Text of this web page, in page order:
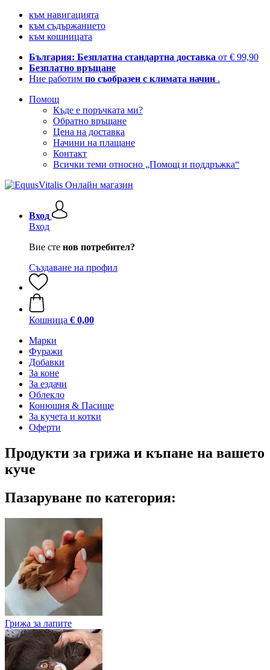
към навигацията
към съдържанието
към кошницата
България: Безплатна стандартна доставка от € 99,90
Безплатно връщане
Ние работим по съобразен с климата начин .
Помощ
Къде е поръчката ми?
Обратно връщане
Цена на доставка
Начини на плащане
Контакт
Всички теми относно „Помощ и поддръжка“
Вход
Вход
Вие сте нов потребител?
Създаване на профил
Кошница € 0,00
Марки
Фуражи
Добавки
За коне
За ездачи
Облекло
Конюшня & Пасище
За кучета и котки
Оферти
Продукти за грижа и къпане на вашето
куче
Пазаруване по категория:
Грижа за лапите